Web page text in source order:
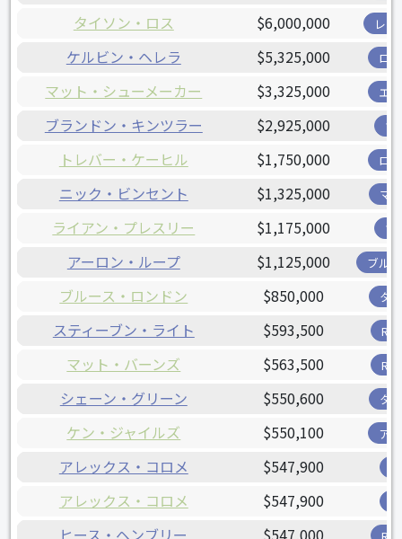
タイソン・ロス $6,000,000 レン
ケルビン・ヘレラ $5,325,000 ロ
マット・シューメーカー $3,325,000 エ
ブランドン・キンツラー $2,925,000 ツ
トレバー・ケーヒル $1,750,000 ロ
ニック・ビンセント $1,325,000 マ
ライアン・プレスリー $1,175,000 ツ
アーロン・ループ $1,125,000 ブル
ブルース・ロンドン $850,000 タ
スティーブン・ライト $593,500 R
マット・バーンズ $563,500 R
シェーン・グリーン $550,600 タ
ケン・ジャイルズ $550,100 ア
アレックス・コロメ $547,900
アレックス・コロメ $547,900
ヒース・ヘンブリー $547,000